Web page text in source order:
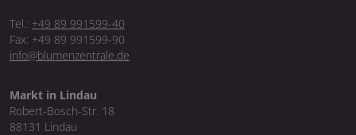
Tel.: +49 89 991599-40
Fax: +49 89 991599-90
info@blumenzentrale.de
Markt in Lindau
Robert-Bosch-Str. 18
88131 Lindau